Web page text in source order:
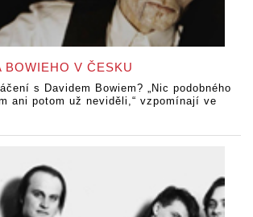
BOWIEHO V ČESKU
s Davidem Bowiem? „Nic podobného
ani potom už neviděli,“ vzpomínají ve